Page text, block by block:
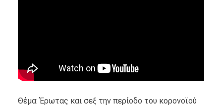
Θέμα: Έρωτας και σεξ την περίοδο του κορονοϊού